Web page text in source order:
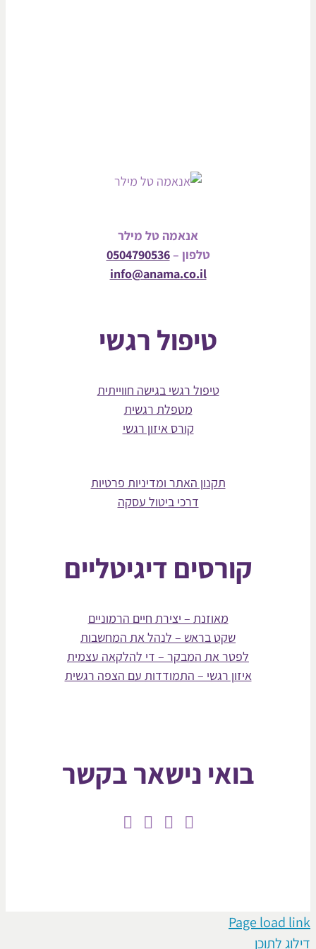
אנאמה טל מילר
טלפון –0504790536
info@anama.co.il
טיפול רגשי
טיפול רגשי בגישה חווייתית
מטפלת רגשית
קורס איזון רגשי
תקנון האתר ומדיניות פרטיות
דרכי ביטול עסקה
קורסים דיגיטליים
מאוזנת – יצירת חיים הרמוניים
שקט בראש – לנהל את המחשבות
לפטר את המבקר – די להלקאה עצמית
איזון רגשי – התמודדות עם הצפה רגשית
בואי נישאר בקשר
Page